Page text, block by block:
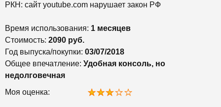
РКН: сайт youtube.com нарушает закон РФ
Время использования: 1 месяцев
Стоимость: 2090 руб.
Год выпуска/покупки: 03/07/2018
Общее впечатление: Удобная консоль, но
недолговечная
Моя оценка: